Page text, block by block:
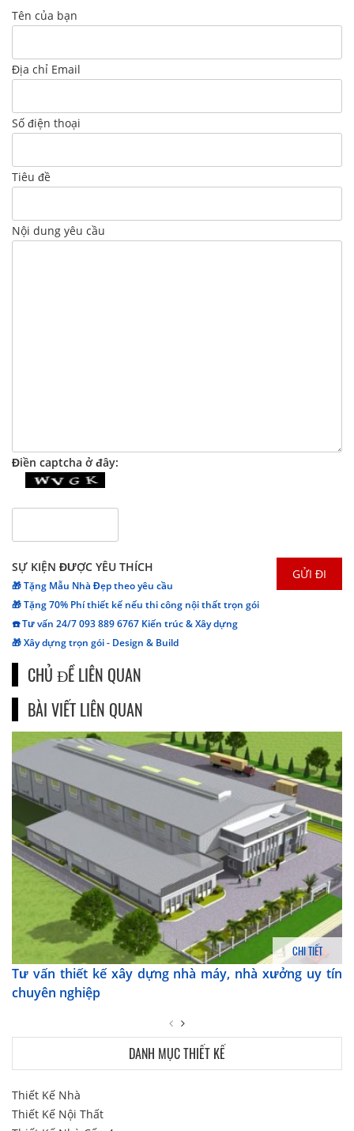
Tên của bạn
Địa chỉ Email
Số điện thoại
Tiêu đề
Nội dung yêu cầu
Điền captcha ở đây:
SỰ KIỆN ĐƯỢC YÊU THÍCH
🎁 Tặng Mẫu Nhà Đẹp theo yêu cầu
🎁 Tặng 70% Phí thiết kế nếu thi công nội thất trọn gói
☎️ Tư vấn 24/7 093 889 6767 Kiến trúc & Xây dựng
🎁 Xây dựng trọn gói - Design & Build
CHỦ ĐỀ LIÊN QUAN
BÀI VIẾT LIÊN QUAN
CHI TIẾT
Tư vấn thiết kế xây dựng nhà máy, nhà xưởng uy tín
chuyên nghiệp
DANH MỤC THIẾT KẾ
Thiết Kế Nhà
Thiết Kế Nội Thất